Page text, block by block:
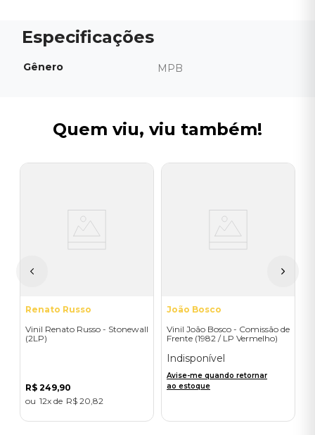
Gênero MPB
Quem viu, viu também!
Renato Russo
Vinil Renato Russo - Stonewall
(2LP)
R$ 249,90
12
R$ 20 82
João Bosco
Vinil João Bosco - Comissão de
Frente (1982 / LP Vermelho)
Indisponível
Avise-me quando retornar
ao estoque